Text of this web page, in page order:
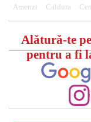
Amenzi Caldura
Alătură-te pe
pentru a fi